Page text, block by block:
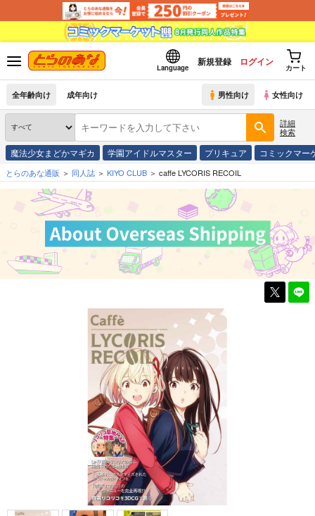
Language
新規登録 ログイン
カート
全年齢向け 成年向け 男性向け 女性向け
詳細
検索
魔法少女まどかマギカ 学園アイドルマスター プリキュア コミックマ
とらのあな通販 同人誌 KIYO CLUB caffe LYCORIS RECOIL